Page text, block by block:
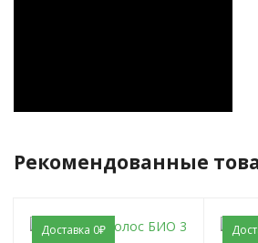
Рекомендованные
Доставка 0₽